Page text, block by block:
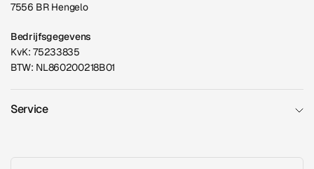
7556 BR Hengelo
Bedrijfsgegevens
KvK: 75233835
BTW: NL860200218B01
Service